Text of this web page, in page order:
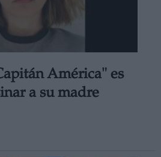
América" es
a su madre